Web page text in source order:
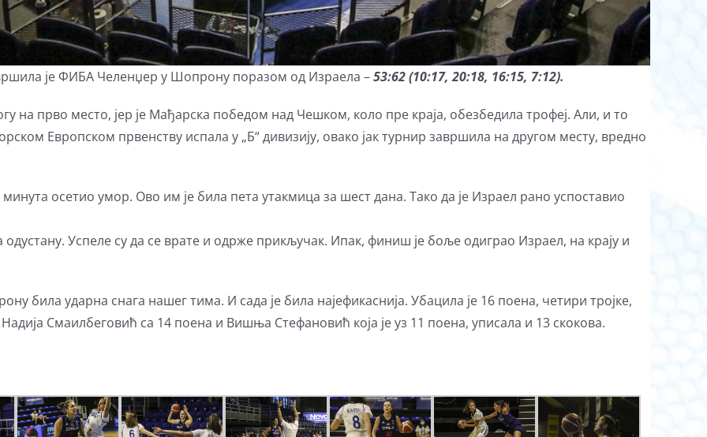
је ФИБА Челенџер у Шопрону поразом од Изрaела –53:62 (10:17, 20:18, 16:15, 7:12).
на прво место, јер је Мађарска победом над Чешком, коло пре краја, обезбедила трофеј. Али, и то
Европском првенству испала у „Б“ дивизију, овако јак турнир завршила на другом месту, вредно
осетио умор. Ово им је била пета утакмица за шест дана. Тако да је Израел рано успоставио
Успеле су да се врате и одрже прикључак. Ипак, финиш је боље одиграо Израел, на крају и
била ударна снага нашег тима. И сада је била најефикаснија. Убацила је 16 поена, четири тројке,
Смаилбеговић са 14 поена и Вишња Стефановић која је уз 11 поена, уписала и 13 скокова.